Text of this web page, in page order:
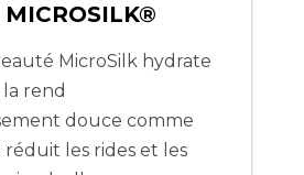
MicroSilk hydrate
rend
douce comme
réduit les rides et les